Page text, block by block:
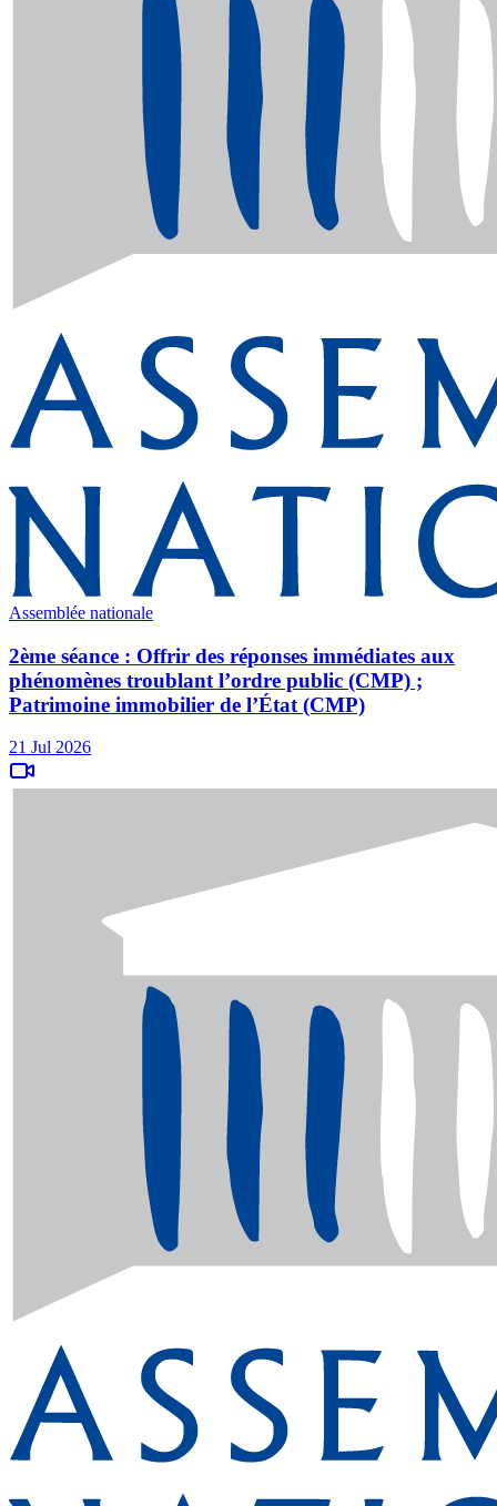
Assemblée nationale
2ème séance : Offrir des réponses immédiates aux
phénomènes troublant l’ordre public (CMP) ;
Patrimoine immobilier de l’État (CMP)
21 Jul 2026